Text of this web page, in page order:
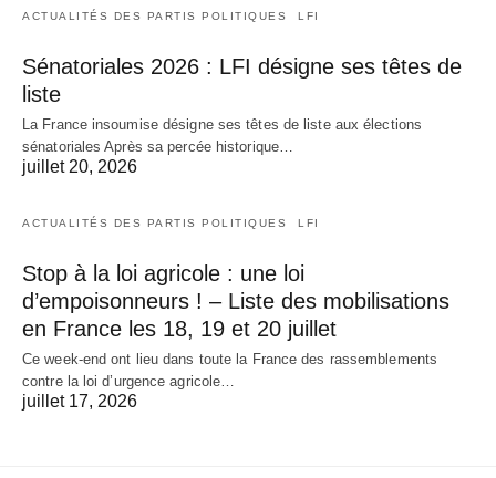
ACTUALITÉS DES PARTIS POLITIQUES LFI
Sénatoriales 2026 : LFI désigne ses têtes de
liste
La France insoumise désigne ses têtes de liste aux élections
sénatoriales Après sa percée historique…
juillet 20, 2026
ACTUALITÉS DES PARTIS POLITIQUES LFI
Stop à la loi agricole : une loi
d’empoisonneurs ! – Liste des mobilisations
en France les 18, 19 et 20 juillet
Ce week-end ont lieu dans toute la France des rassemblements
contre la loi d’urgence agricole…
juillet 17, 2026